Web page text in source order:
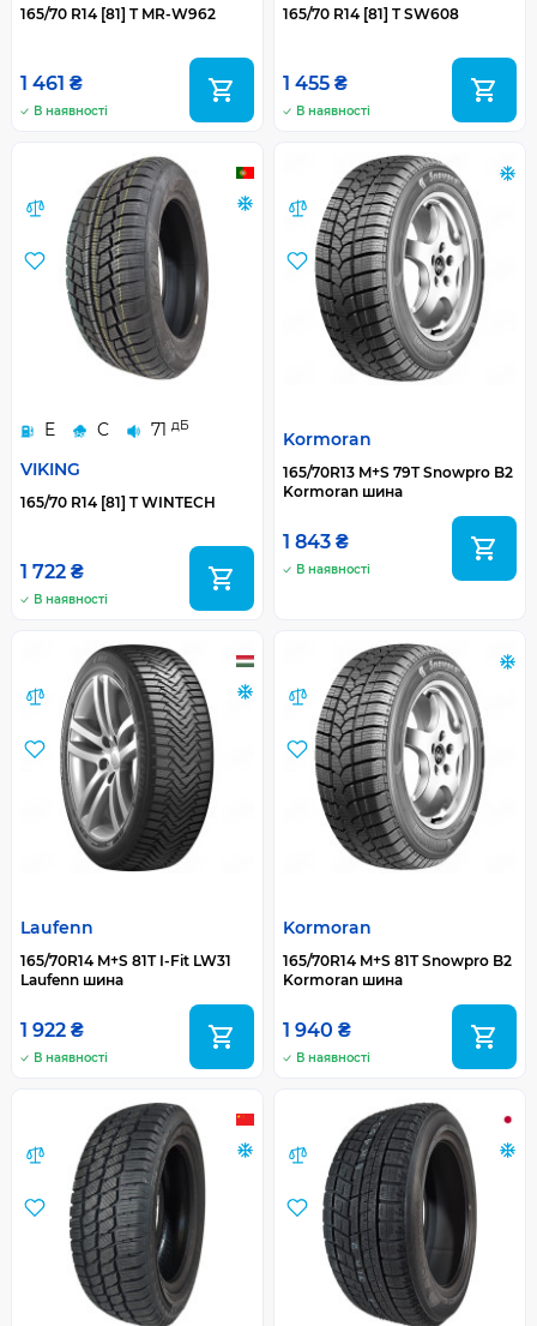
165/70 R14 [81] T MR-W962
1 461 ₴
В наявності
165/70 R14 [81] T SW608
1 455 ₴
В наявності
E C 71 дБ
VIKING
165/70 R14 [81] T WINTECH
1 722 ₴
В наявності
Kormoran
165/70R13 M+S 79T Snowpro B2
Kormoran шина
1 843 ₴
В наявності
Laufenn
165/70R14 M+S 81T I-Fit LW31
Laufenn шина
1 922 ₴
В наявності
Kormoran
165/70R14 M+S 81T Snowpro B2
Kormoran шина
1 940 ₴
В наявності